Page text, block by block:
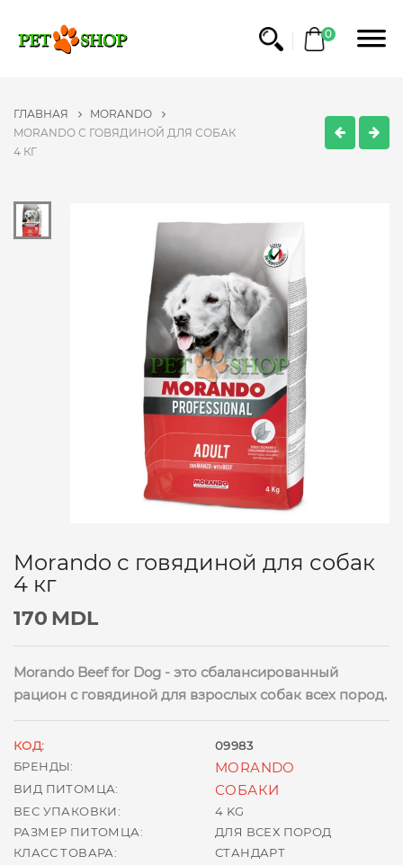
0
ГЛАВНАЯ
MORANDO
MORANDO С ГОВЯДИНОЙ ДЛЯ СОБАК
4 КГ
Morando с говядиной для собак
4 кг
170 MDL
Morando Beef for Dog - это сбалансированный
рацион с говядиной для взрослых собак всех пород.
КОД:
09983
БРЕНДЫ:
MORANDO
ВИД ПИТОМЦА: СОБАКИ
ВЕС УПАКОВКИ:
4 KG
РАЗМЕР ПИТОМЦА:
ДЛЯ ВСЕХ ПОРОД
КЛАСС ТОВАРА:
СТАНДАРТ